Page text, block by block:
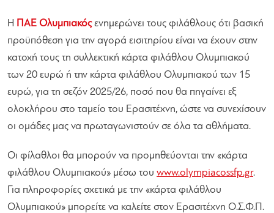
Η ΠΑΕ Ολυμπιακόςενημερώνει τους φιλάθλους ότι βασική
προϋπόθεση για την αγορά εισιτηρίου είναι να έχουν στην
κατοχή τους τη συλλεκτική κάρτα φιλάθλου Ολυμπιακού
των 20 ευρώ ή την κάρτα φιλάθλου Ολυμπιακού των 15
ευρώ, για τη σεζόν 2025/26, ποσό που θα πηγαίνει εξ
ολοκλήρου στο ταμείο του Ερασιτέχνη, ώστε να συνεχίσουν
οι ομάδες μας να πρωταγωνιστούν σε όλα τα αθλήματα.
Οι φίλαθλοι θα μπορούν να προμηθεύονται την «κάρτα
φιλάθλου Ολυμπιακού» μέσω του www.olympiacossfp.gr.
Για πληροφορίες σχετικά με την «κάρτα φιλάθλου
Ολυμπιακού» μπορείτε να καλείτε στον Ερασιτέχνη Ο.Σ.Φ.Π.